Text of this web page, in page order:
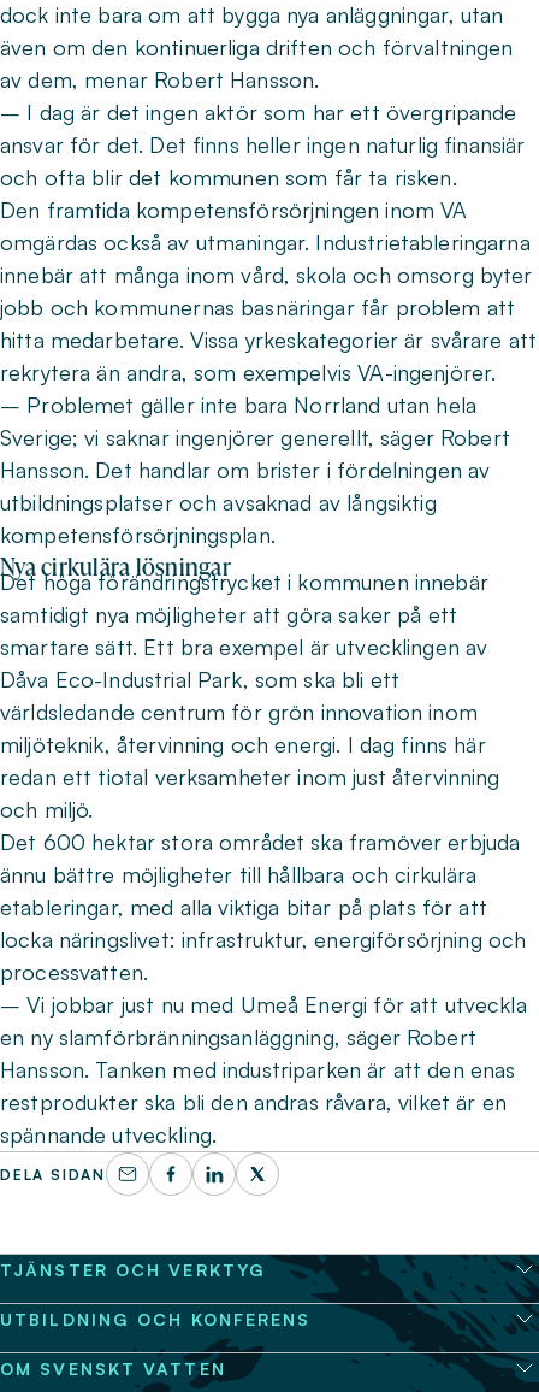
dock inte bara om att bygga nya anläggningar, utan
även om den kontinuerliga driften och förvaltningen
av dem, menar Robert Hansson.
– I dag är det ingen aktör som har ett övergripande
ansvar för det. Det finns heller ingen naturlig finansiär
och ofta blir det kommunen som får ta risken.
Den framtida kompetensförsörjningen inom VA
omgärdas också av utmaningar. Industrietableringarna
innebär att många inom vård, skola och omsorg byter
jobb och kommunernas basnäringar får problem att
hitta medarbetare. Vissa yrkeskategorier är svårare att
rekrytera än andra, som exempelvis VA-ingenjörer.
– Problemet gäller inte bara Norrland utan hela
Sverige; vi saknar ingenjörer generellt, säger Robert
Hansson. Det handlar om brister i fördelningen av
utbildningsplatser och avsaknad av långsiktig
kompetensförsörjningsplan.
Nya cirkulära lösningar
Det höga förändringstrycket i kommunen innebär
samtidigt nya möjligheter att göra saker på ett
smartare sätt. Ett bra exempel är utvecklingen av
Dåva Eco-Industrial Park, som ska bli ett
världsledande centrum för grön innovation inom
miljöteknik, återvinning och energi. I dag finns här
redan ett tiotal verksamheter inom just återvinning
och miljö.
Det 600 hektar stora området ska framöver erbjuda
ännu bättre möjligheter till hållbara och cirkulära
etableringar, med alla viktiga bitar på plats för att
locka näringslivet: infrastruktur, energiförsörjning och
processvatten.
– Vi jobbar just nu med Umeå Energi för att utveckla
en ny slamförbränningsanläggning, säger Robert
Hansson. Tanken med industriparken är att den enas
restprodukter ska bli den andras råvara, vilket är en
spännande utveckling.
DELA SIDAN
TJÄNSTER OCH VERKTYG
UTBILDNING OCH KONFERENS
OM SVENSKT VATTEN